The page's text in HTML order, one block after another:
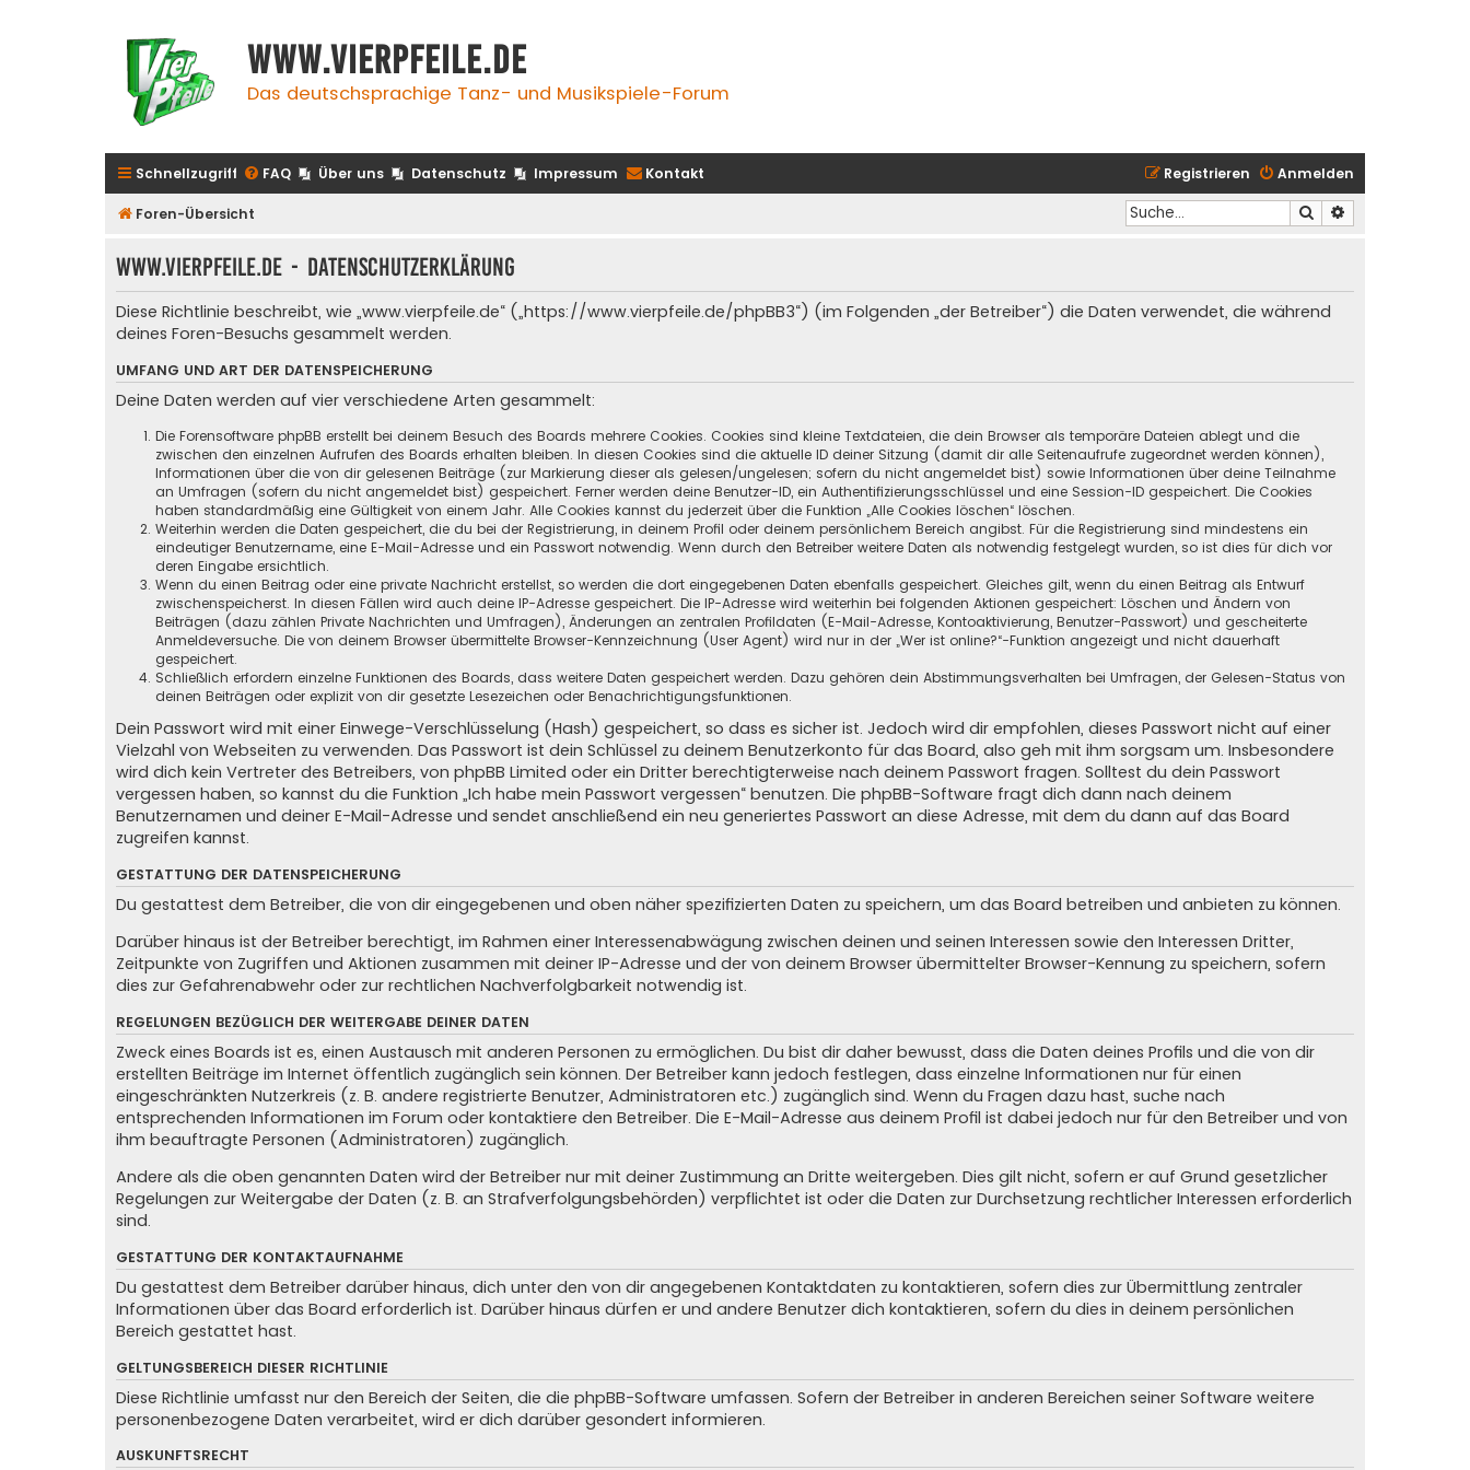
www.vierpfeile.de
Das deutschsprachige Tanz- und Musikspiele-Forum
Schnellzugriff FAQ Über uns Datenschutz Impressum Kontakt Anmelden
Registrieren
Foren-Übersicht Suche
www.vierpfeile.de - Datenschutzerklärung
Diese Richtlinie beschreibt, wie „www.vierpfeile.de“ („https://www.vierpfeile.de/phpBB3“) (im Folgenden „der Betreiber“) die Daten verwendet, die während
deines Foren-Besuchs gesammelt werden.
UMFANG UND ART DER DATENSPEICHERUNG
Deine Daten werden auf vier verschiedene Arten gesammelt:
Die Forensoftware phpBB erstellt bei deinem Besuch des Boards mehrere Cookies. Cookies sind kleine Textdateien, die dein Browser als temporäre Dateien ablegt und die
zwischen den einzelnen Aufrufen des Boards erhalten bleiben. In diesen Cookies sind die aktuelle ID deiner Sitzung (damit dir alle Seitenaufrufe zugeordnet werden können),
Informationen über die von dir gelesenen Beiträge (zur Markierung dieser als gelesen/ungelesen; sofern du nicht angemeldet bist) sowie Informationen über deine Teilnahme
an Umfragen (sofern du nicht angemeldet bist) gespeichert. Ferner werden deine Benutzer-ID, ein Authentifizierungsschlüssel und eine Session-ID gespeichert. Die Cookies
haben standardmäßig eine Gültigkeit von einem Jahr. Alle Cookies kannst du jederzeit über die Funktion „Alle Cookies löschen“ löschen.
Weiterhin werden die Daten gespeichert, die du bei der Registrierung, in deinem Profil oder deinem persönlichem Bereich angibst. Für die Registrierung sind mindestens ein
eindeutiger Benutzername, eine E-Mail-Adresse und ein Passwort notwendig. Wenn durch den Betreiber weitere Daten als notwendig festgelegt wurden, so ist dies für dich vor
deren Eingabe ersichtlich.
Wenn du einen Beitrag oder eine private Nachricht erstellst, so werden die dort eingegebenen Daten ebenfalls gespeichert. Gleiches gilt, wenn du einen Beitrag als Entwurf
zwischenspeicherst. In diesen Fällen wird auch deine IP-Adresse gespeichert. Die IP-Adresse wird weiterhin bei folgenden Aktionen gespeichert: Löschen und Ändern von
Beiträgen (dazu zählen Private Nachrichten und Umfragen), Änderungen an zentralen Profildaten (E-Mail-Adresse, Kontoaktivierung, Benutzer-Passwort) und gescheiterte
Anmeldeversuche. Die von deinem Browser übermittelte Browser-Kennzeichnung (User Agent) wird nur in der „Wer ist online?“-Funktion angezeigt und nicht dauerhaft
gespeichert.
Schließlich erfordern einzelne Funktionen des Boards, dass weitere Daten gespeichert werden. Dazu gehören dein Abstimmungsverhalten bei Umfragen, der Gelesen-Status von
deinen Beiträgen oder explizit von dir gesetzte Lesezeichen oder Benachrichtigungsfunktionen.
Dein Passwort wird mit einer Einwege-Verschlüsselung (Hash) gespeichert, so dass es sicher ist. Jedoch wird dir empfohlen, dieses Passwort nicht auf einer
Vielzahl von Webseiten zu verwenden. Das Passwort ist dein Schlüssel zu deinem Benutzerkonto für das Board, also geh mit ihm sorgsam um. Insbesondere
wird dich kein Vertreter des Betreibers, von phpBB Limited oder ein Dritter berechtigterweise nach deinem Passwort fragen. Solltest du dein Passwort
vergessen haben, so kannst du die Funktion „Ich habe mein Passwort vergessen“ benutzen. Die phpBB-Software fragt dich dann nach deinem
Benutzernamen und deiner E-Mail-Adresse und sendet anschließend ein neu generiertes Passwort an diese Adresse, mit dem du dann auf das Board
zugreifen kannst.
GESTATTUNG DER DATENSPEICHERUNG
Du gestattest dem Betreiber, die von dir eingegebenen und oben näher spezifizierten Daten zu speichern, um das Board betreiben und anbieten zu können.
Darüber hinaus ist der Betreiber berechtigt, im Rahmen einer Interessenabwägung zwischen deinen und seinen Interessen sowie den Interessen Dritter,
Zeitpunkte von Zugriffen und Aktionen zusammen mit deiner IP-Adresse und der von deinem Browser übermittelter Browser-Kennung zu speichern, sofern
dies zur Gefahrenabwehr oder zur rechtlichen Nachverfolgbarkeit notwendig ist.
REGELUNGEN BEZÜGLICH DER WEITERGABE DEINER DATEN
Zweck eines Boards ist es, einen Austausch mit anderen Personen zu ermöglichen. Du bist dir daher bewusst, dass die Daten deines Profils und die von dir
erstellten Beiträge im Internet öffentlich zugänglich sein können. Der Betreiber kann jedoch festlegen, dass einzelne Informationen nur für einen
eingeschränkten Nutzerkreis (z. B. andere registrierte Benutzer, Administratoren etc.) zugänglich sind. Wenn du Fragen dazu hast, suche nach
entsprechenden Informationen im Forum oder kontaktiere den Betreiber. Die E-Mail-Adresse aus deinem Profil ist dabei jedoch nur für den Betreiber und von
ihm beauftragte Personen (Administratoren) zugänglich.
Andere als die oben genannten Daten wird der Betreiber nur mit deiner Zustimmung an Dritte weitergeben. Dies gilt nicht, sofern er auf Grund gesetzlicher
Regelungen zur Weitergabe der Daten (z. B. an Strafverfolgungsbehörden) verpflichtet ist oder die Daten zur Durchsetzung rechtlicher Interessen erforderlich
sind.
GESTATTUNG DER KONTAKTAUFNAHME
Du gestattest dem Betreiber darüber hinaus, dich unter den von dir angegebenen Kontaktdaten zu kontaktieren, sofern dies zur Übermittlung zentraler
Informationen über das Board erforderlich ist. Darüber hinaus dürfen er und andere Benutzer dich kontaktieren, sofern du dies in deinem persönlichen
Bereich gestattet hast.
GELTUNGSBEREICH DIESER RICHTLINIE
Diese Richtlinie umfasst nur den Bereich der Seiten, die die phpBB-Software umfassen. Sofern der Betreiber in anderen Bereichen seiner Software weitere
personenbezogene Daten verarbeitet, wird er dich darüber gesondert informieren.
AUSKUNFTSRECHT